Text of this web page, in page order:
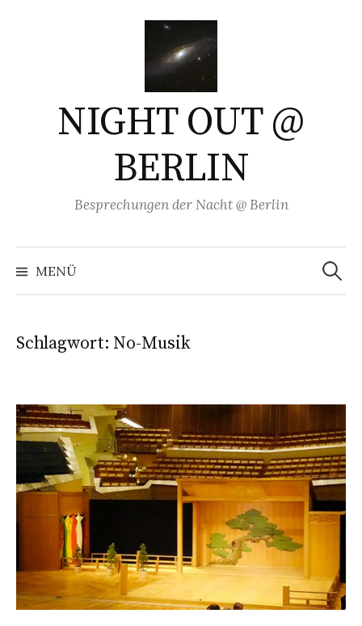
NIGHT OUT @
BERLIN
Besprechungen der Nacht @ Berlin
MENÜ
Suchen
nach:
Schlagwort: No-Musik